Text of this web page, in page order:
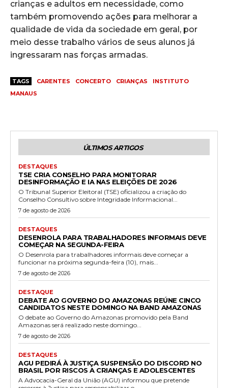
crianças e adultos em necessidade, como
também promovendo ações para melhorar a
qualidade de vida da sociedade em geral, por
meio desse trabalho vários de seus alunos já
ingressaram nas forças armadas.
TAGS CARENTES CONCERTO CRIANÇAS
INSTITUTO
MANAUS
ÚLTIMOS ARTIGOS
DESTAQUES
TSE CRIA CONSELHO PARA MONITORAR
DESINFORMAÇÃO E IA NAS ELEIÇÕES DE 2026
O Tribunal Superior Eleitoral (TSE) oficializou a criação do
Conselho Consultivo sobre Integridade Informacional...
7 de agosto de 2026
DESTAQUES
DESENROLA PARA TRABALHADORES INFORMAIS DEVE
COMEÇAR NA SEGUNDA-FEIRA
O Desenrola para trabalhadores informais deve começar a
funcionar na próxima segunda-feira (10), mais...
7 de agosto de 2026
DESTAQUE
DEBATE AO GOVERNO DO AMAZONAS REÚNE CINCO
CANDIDATOS NESTE DOMINGO NA BAND AMAZONAS
O debate ao Governo do Amazonas promovido pela Band
Amazonas será realizado neste domingo...
7 de agosto de 2026
DESTAQUES
AGU PEDIRÁ À JUSTIÇA SUSPENSÃO DO DISCORD NO
BRASIL POR RISCOS A CRIANÇAS E ADOLESCENTES
A Advocacia-Geral da União (AGU) informou que pretende